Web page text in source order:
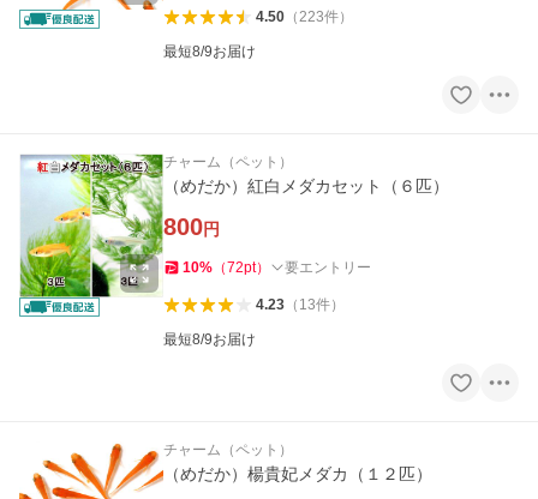
4.50（223件）
最短8/9お届け
チャーム（ペット）
（めだか）紅白メダカセット（６匹）
800円
10% （72pt） 要エントリー
4.23（ 13件）
最短8/9お届け
チャーム（ペット）
（めだか）楊貴妃メダカ（１２匹）